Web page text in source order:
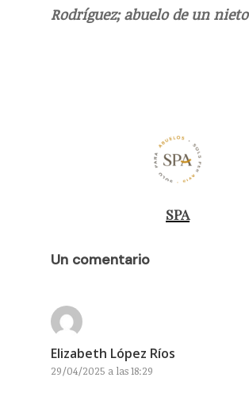
Rodríguez; abuelo de un nieto
SPA
Un comentario
Elizabeth López Ríos
29/04/2025 a las 18:29